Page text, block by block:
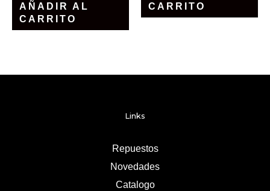
AÑADIR AL
CARRITO
CARRITO
Links
Repuestos
Novedades
Catalogo